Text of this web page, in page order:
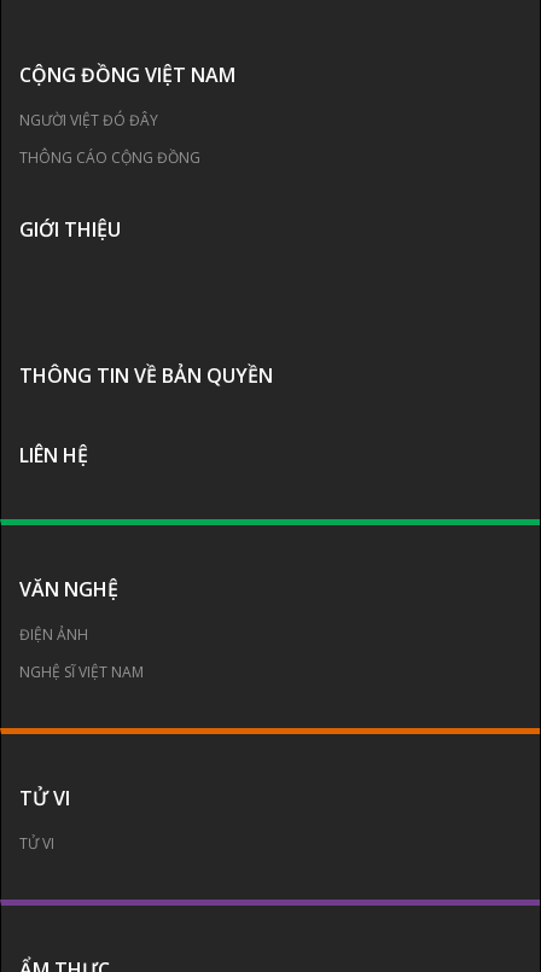
CỘNG ĐỒNG VIỆT NAM
NGƯỜI VIỆT ĐÓ ĐÂY
THÔNG CÁO CỘNG ĐỒNG
GIỚI THIỆU
THÔNG TIN VỀ BẢN QUYỀN
LIÊN HỆ
VĂN NGHỆ
ĐIỆN ẢNH
NGHỆ SĨ VIỆT NAM
TỬ VI
TỬ VI